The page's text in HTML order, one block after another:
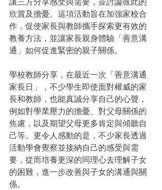
欣賞及擔憂。這項活動旨在加強家校合
作，促使家長與教師攜手探索更有效的
教養方法，並讓家長親身體驗「善意溝
通」如何促進緊密的親子關係。
學校教師分享，在最近一次「善意溝通
家長日」，不少學生即使面對權威的家
長和教師，也能真誠分享自己的心聲，
例如對學業壓力的擔憂、對父母關係的
焦慮，以及期望父母更多肯定與傾聽自
己等。更令人感動的是，不少家長透過
活動學會覺察並接納自己的感受與需
要，從而培養更深的同理心去理解子女
的困難，進一步改善與子女的溝通與關
係。